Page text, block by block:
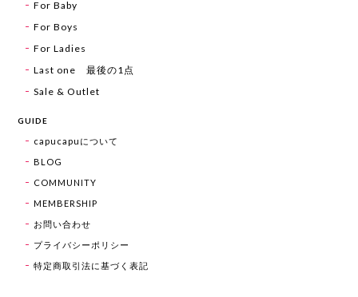
For Baby
For Boys
For Ladies
Last one 最後の1点
Sale & Outlet
GUIDE
capucapuについて
BLOG
COMMUNITY
MEMBERSHIP
お問い合わせ
プライバシーポリシー
特定商取引法に基づく表記